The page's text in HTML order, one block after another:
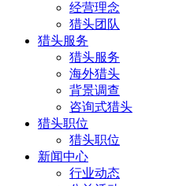
经营理念
猎头团队
猎头服务
猎头服务
海外猎头
背景调查
咨询式猎头
猎头职位
猎头职位
新闻中心
行业动态